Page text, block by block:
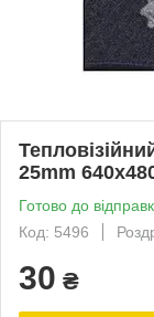
25mm
Готово до
Код: 5496
30 ₴